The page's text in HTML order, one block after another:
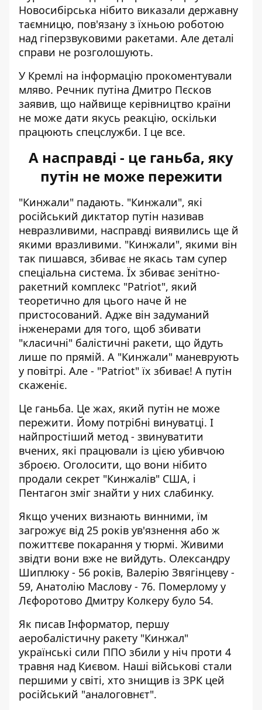
Новосибірська нібито виказали державну
таємницю, пов'язану з їхньою роботою
над гіперзвуковими ракетами. Але деталі
справи не розголошують.
У Кремлі на інформацію прокоментували
мляво. Речник путіна Дмитро Пєсков
заявив, що найвище керівництво країни
не може дати якусь реакцію, оскільки
працюють спецслужби. І це все.
А насправді - це ганьба, яку
путін не може пережити
"Кинжали" падають. "Кинжали", які
російський диктатор путін називав
невразливими, насправді виявились ще й
якими вразливими. "Кинжали", якими він
так пишався, збиває не якась там супер
спеціальна система. Їх збиває зенітно-
ракетний комплекс "Patriot", який
теоретично для цього наче й не
пристосований. Адже він задуманий
інженерами для того, щоб збивати
"класичні" балістичні ракети, що йдуть
лише по прямій. А "Кинжали" маневрують
у повітрі. Але - "Patriot" їх збиває! А путін
скаженіє.
Це ганьба. Це жах, який путін не може
пережити. Йому потрібні винуватці. І
найпростіший метод - звинуватити
вчених, які працювали із цією убивчою
зброєю. Оголосити, що вони нібито
продали секрет "Кинжалів" США, і
Пентагон зміг знайти у них слабинку.
Якщо учених визнають винними, їм
загрожує від 25 років ув'язнення або ж
пожиттєве покарання у тюрмі. Живими
звідти вони вже не вийдуть. Олександру
Шиплюку - 56 років, Валерію Звягінцеву -
59, Анатолію Маслову - 76. Померлому у
Лєфоротово Дмитру Колкеру було 54.
Як писав Інформатор, першу
аеробалістичну ракету "Кинжал"
українські сили ППО збили у ніч проти 4
травня над Києвом. Наші військові стали
першими у світі, хто знищив із ЗРК цей
російський "аналоговнєт".